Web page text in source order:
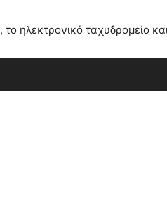
ηλεκτρονικό ταχυδρομείο